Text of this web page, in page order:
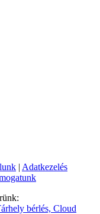
| Adatkezelés